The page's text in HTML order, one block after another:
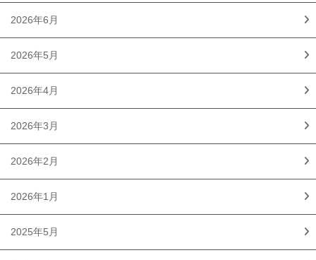
2026年6月
2026年5月
2026年4月
2026年3月
2026年2月
2026年1月
2025年5月